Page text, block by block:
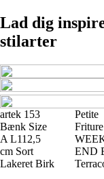
Lad dig
stilarter
artek 153
Bænk Size
A L112,5
cm Sort
Lakeret Birk
Petite
Friture
END